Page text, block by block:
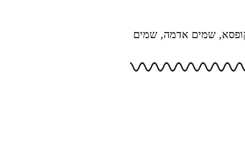
שמים אדמה, שמים